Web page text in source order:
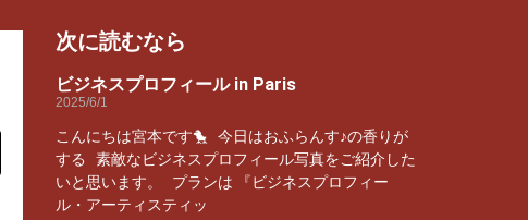
次に読むなら
ビジネスプロフィール in Paris
2025/6/1
こんにちは宮本です🐤 今日はおふらんす♪の香りが
する 素敵なビジネスプロフィール写真をご紹介した
いと思います。 プランは 『ビジネスプロフィー
ル・アーティスティッ